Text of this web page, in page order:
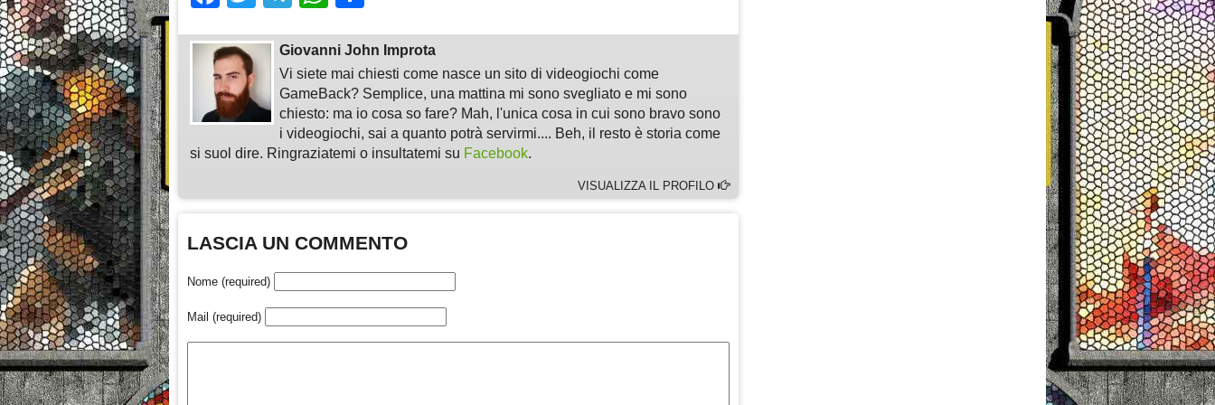
Giovanni John Improta
Vi siete mai chiesti come nasce un sito di videogiochi come
GameBack? Semplice, una mattina mi sono svegliato e mi sono
chiesto: ma io cosa so fare? Mah, l'unica cosa in cui sono bravo sono
i videogiochi, sai a quanto potrà servirmi.... Beh, il resto è storia come
si suol dire. Ringraziatemi o insultatemi su Facebook.
VISUALIZZA IL PROFILO
LASCIA UN COMMENTO
Nome (required)
Mail (required)